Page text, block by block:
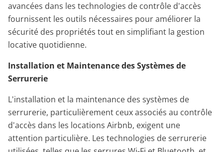
avancées dans les technologies de contrôle d'accès
fournissent les outils nécessaires pour améliorer la
sécurité des propriétés tout en simplifiant la gestion
locative quotidienne.
Installation et Maintenance des Systèmes de
Serrurerie
L'installation et la maintenance des systèmes de
serrurerie, particulièrement ceux associés au contrôle
d'accès dans les locations Airbnb, exigent une
attention particulière. Les technologies de serrurerie